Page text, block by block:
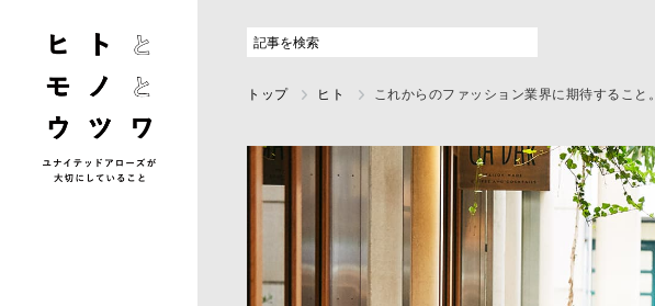
トップ ヒト これからのファッション業界に期待すること。